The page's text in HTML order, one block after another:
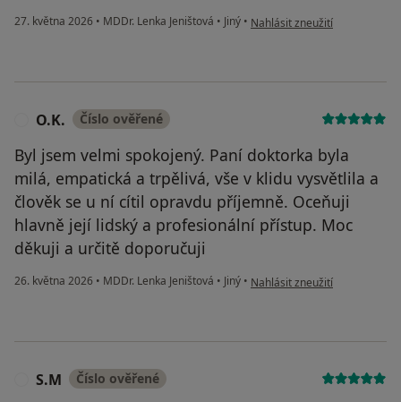
27. května 2026 • MDDr. Lenka Jeništová • Jiný • podle názoru uživatele K.G.
Nahlásit zneužití
O.K. Číslo ověřené
Byl jsem velmi spokojený. Paní doktorka byla
milá, empatická a trpělivá, vše v klidu vysvětlila a
člověk se u ní cítil opravdu příjemně. Oceňuji
hlavně její lidský a profesionální přístup. Moc
děkuji a určitě doporučuji
26. května 2026 • MDDr. Lenka Jeništová • Jiný • podle názoru uživatele O.K.
Nahlásit zneužití
S.M Číslo ověřené